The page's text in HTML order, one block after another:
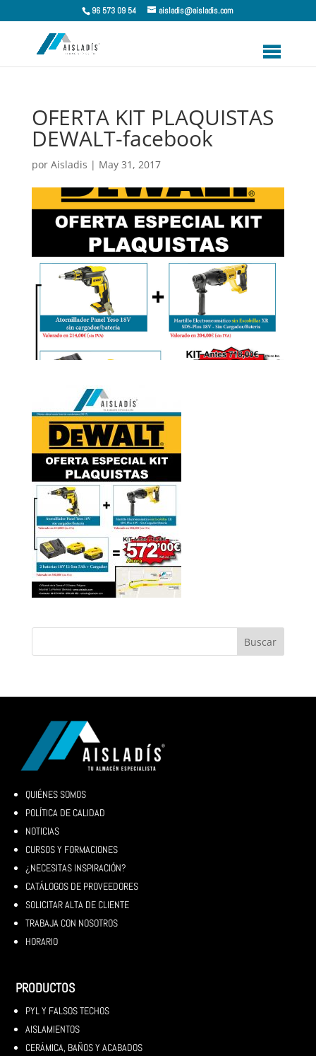
96 573 09 54 aisladis@aisladis.com
OFERTA KIT PLAQUISTAS
DEWALT-facebook
por Aisladis | May 31, 2017
QUIÉNES SOMOS
POLÍTICA DE CALIDAD
NOTICIAS
CURSOS Y FORMACIONES
¿NECESITAS INSPIRACIÓN?
CATÁLOGOS DE PROVEEDORES
SOLICITAR ALTA DE CLIENTE
TRABAJA CON NOSOTROS
HORARIO
PRODUCTOS
PYL Y FALSOS TECHOS
AISLAMIENTOS
CERÁMICA, BAÑOS Y ACABADOS